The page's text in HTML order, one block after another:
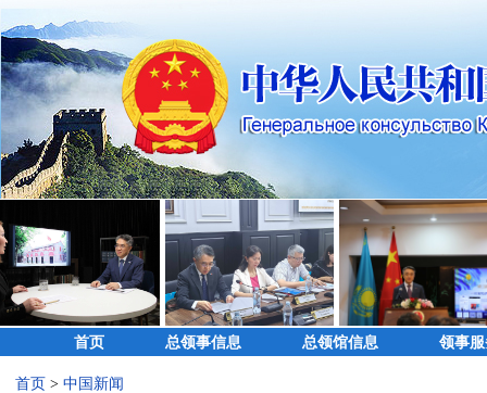
首页 总领事信息 总领馆信息 领事
首页 > 中国新闻